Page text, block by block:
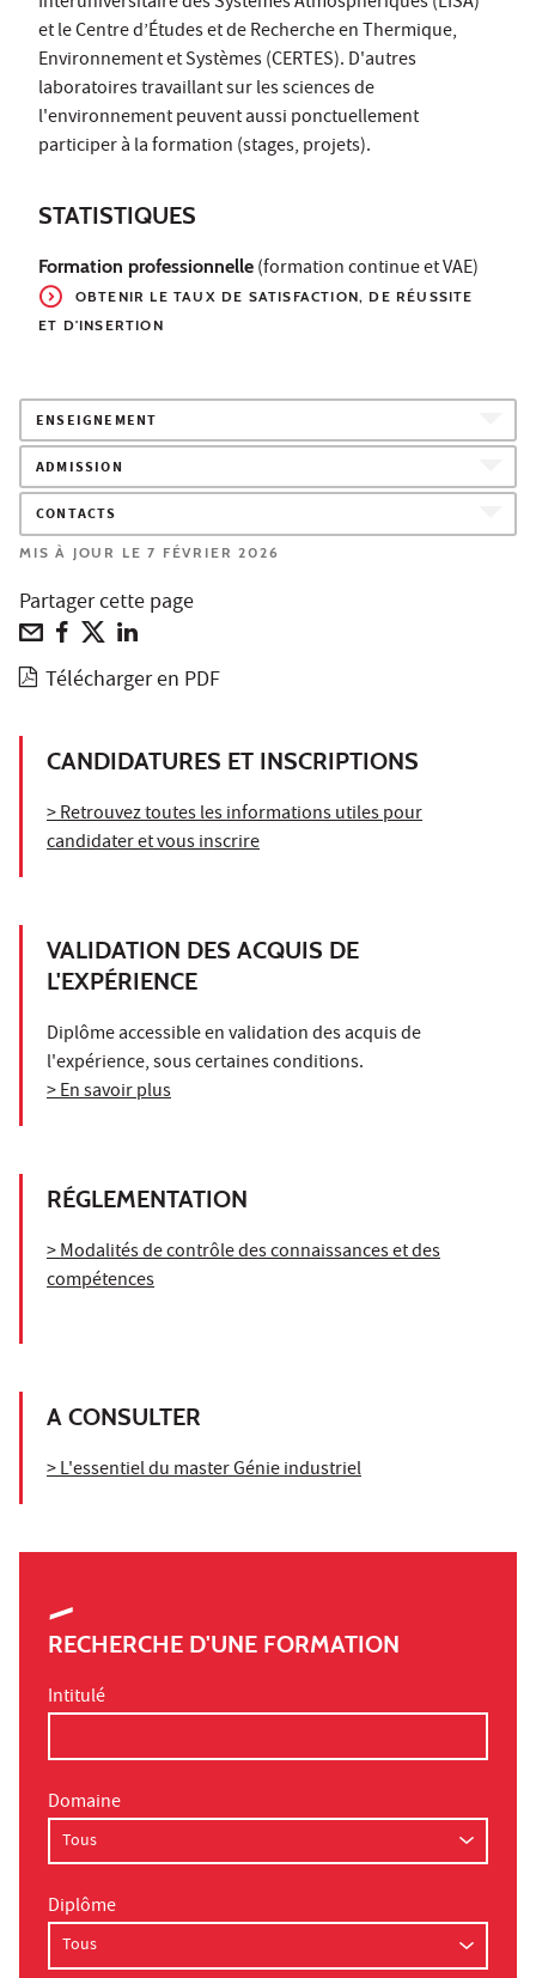
et le Centre d’Études et de Recherche en Thermique,
Environnement et Systèmes (CERTES). D'autres
laboratoires travaillant sur les sciences de
l'environnement peuvent aussi ponctuellement
participer à la formation (stages, projets).
STATISTIQUES
Formation professionnelle (formation continue et VAE)
OBTENIR LE TAUX DE SATISFACTION, DE RÉUSSITE
ET D'INSERTION
ENSEIGNEMENT
ADMISSION
CONTACTS
MIS À JOUR LE 7 FÉVRIER 2026
Partager cette page
Télécharger en PDF
CANDIDATURES ET INSCRIPTIONS
> Retrouvez toutes les informations utiles pour
candidater et vous inscrire
VALIDATION DES ACQUIS DE
L'EXPÉRIENCE
Diplôme accessible en validation des acquis de
l'expérience, sous certaines conditions.
> En savoir plus
RÉGLEMENTATION
> Modalités de contrôle des connaissances et des
compétences
A CONSULTER
> L'essentiel du master Génie industriel
RECHERCHE D'UNE FORMATION
Intitulé
Domaine
Diplôme